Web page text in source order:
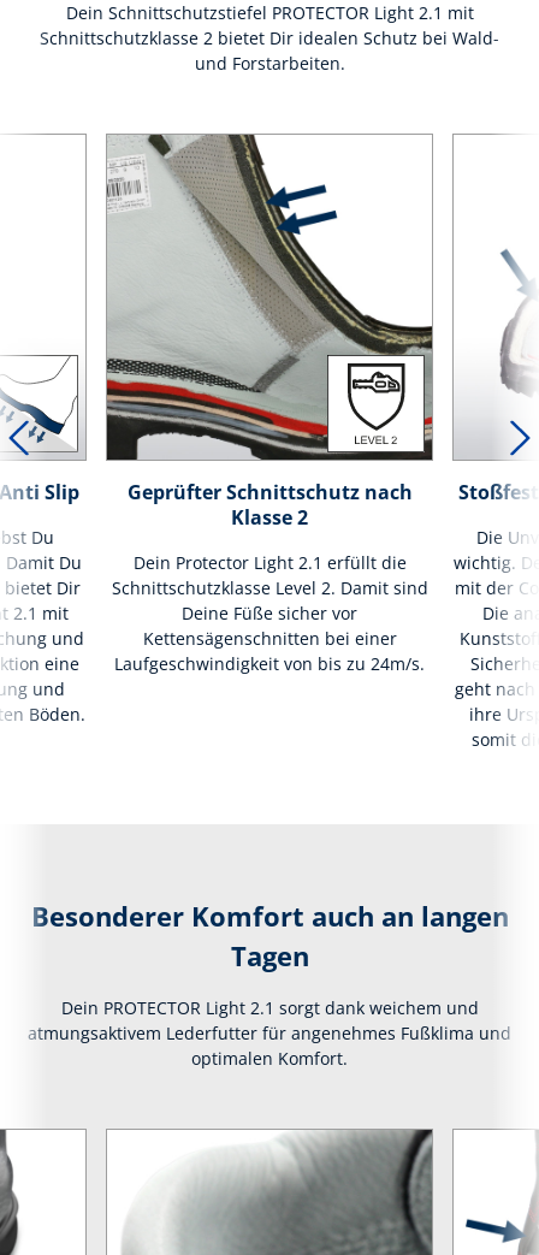
Dein Schnittschutzstiefel PROTECTOR Light 2.1 mit
Schnittschutzklasse 2 bietet Dir idealen Schutz bei Wald-
und Forstarbeiten.
Slip
Du
Du
bietet Dir
2.1 mit
und
eine
und
Böden.
Geprüfter Schnittschutz nach
Klasse 2
Dein Protector Light 2.1 erfüllt die
Schnittschutzklasse Level 2. Damit sind
Deine Füße sicher vor
Kettensägenschnitten bei einer
Laufgeschwindigkeit von bis zu 24m/s.
Die
wichtig.
mit der
Die
geht
ihre
somit
Besonderer Komfort auch an langen
Tagen
Dein PROTECTOR Light 2.1 sorgt dank weichem und
atmungsaktivem Lederfutter für angenehmes Fußklima und
optimalen Komfort.